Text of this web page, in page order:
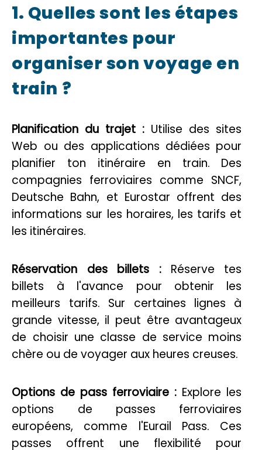
1. Quelles sont les étapes
importantes pour
organiser son voyage en
train ?
Planification du trajet : Utilise des sites
Web ou des applications dédiées pour
planifier ton itinéraire en train. Des
compagnies ferroviaires comme SNCF,
Deutsche Bahn, et Eurostar offrent des
informations sur les horaires, les tarifs et
les itinéraires.
Réservation des billets :Réserve tes
billets à l'avance pour obtenir les
meilleurs tarifs. Sur certaines lignes à
grande vitesse, il peut être avantageux
de choisir une classe de service moins
chère ou de voyager aux heures creuses.
Options de pass ferroviaire : Explore les
options de passes ferroviaires
européens, comme l'Eurail Pass. Ces
passes offrent une flexibilité pour